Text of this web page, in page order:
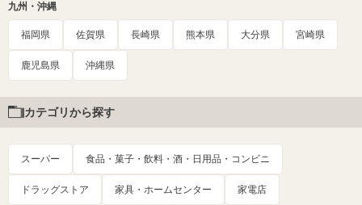
九州・沖縄
福岡県 佐賀県 長崎県 熊本県 大分県 宮崎県
鹿児島県 沖縄県
カテゴリから探す
スーパー 食品・菓子・飲料・酒・日用品・コンビニ
ドラッグストア 家具・ホームセンター 家電店